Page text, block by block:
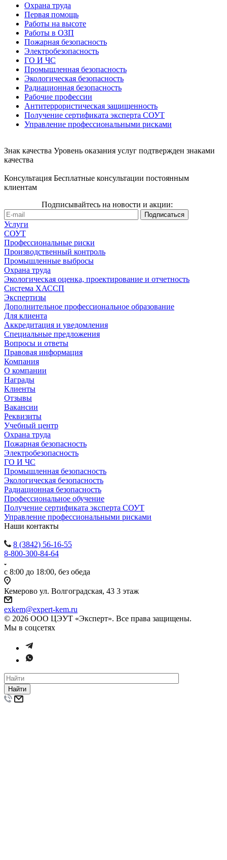
Охрана труда
Первая помощь
Работы на высоте
Работы в ОЗП
Пожарная безопасность
Электробезопасность
ГО И ЧС
Промышленная безопасность
Экологическая безопасность
Радиационная безопасность
Рабочие профессии
Антитеррористическая защищенность
Получение сертификата эксперта СОУТ
Управление профессиональными рисками
Знак качества Уровень оказания услуг подтвержден знаками
качества
Консультация Бесплатные консультации постоянным
клиентам
Подписывайтесь на новости и акции:
Услуги
СОУТ
Профессиональные риски
Производственный контроль
Промышленные выбросы
Охрана труда
Экологическая оценка, проектирование и отчетность
Система ХАССП
Экспертизы
Дополнительное профессиональное образование
Для клиента
Аккредитация и уведомления
Специальные предложения
Вопросы и ответы
Правовая информация
Компания
О компании
Награды
Клиенты
Отзывы
Вакансии
Реквизиты
Учебный центр
Охрана труда
Пожарная безопасность
Электробезопасность
ГО И ЧС
Промышленная безопасность
Экологическая безопасность
Радиационная безопасность
Профессиональное обучение
Получение сертификата эксперта СОУТ
Управление профессиональными рисками
Наши контакты
8 (3842) 56-16-55
8-800-300-84-64
с 8:00 до 18:00, без обеда
Кемерово ул. Волгоградская, 43 3 этаж
exkem@expert-kem.ru
© 2026 ООО ЦЭУТ «Эксперт». Все права защищены.
Мы в соцсетях
Найти